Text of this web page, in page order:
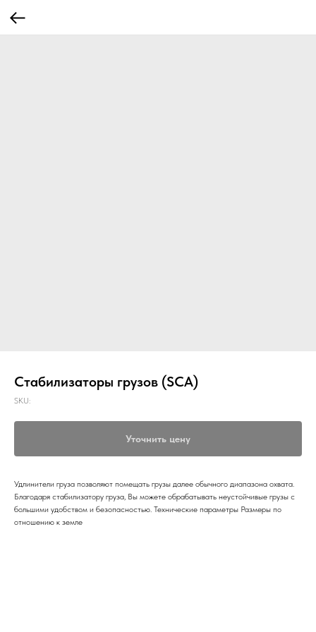
Стабилизаторы грузов (SCA)
SKU:
Уточнить цену
Удлинители груза позволяют помещать грузы далее обычного диапазона охвата.
Благодаря стабилизатору груза, Вы можете обрабатывать неустойчивые грузы с
большими удобством и безопасностью. Технические параметры Размеры по
отношению к земле